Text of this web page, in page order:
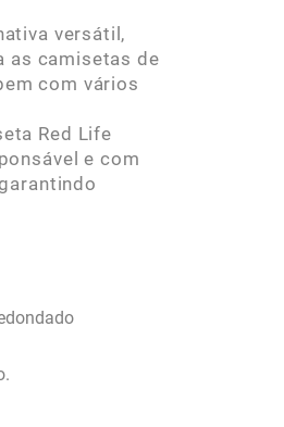
versátil,
as camisetas de
com vários
Red Life
e com